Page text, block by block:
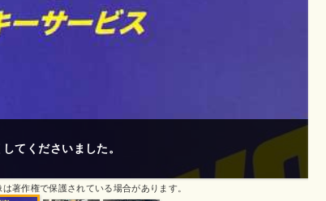
とこがなくお電話したらすぐ対応して頂きました。
は著作権で保護されている場合があります。